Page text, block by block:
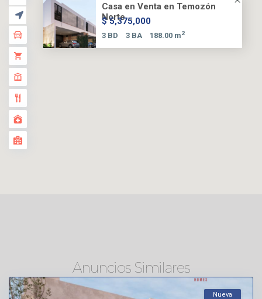
Casa en Venta en Temozón
Norte...
$ 5,375,000
3 BD 3 BA 188.00 m2
Anuncios Similares
Nueva